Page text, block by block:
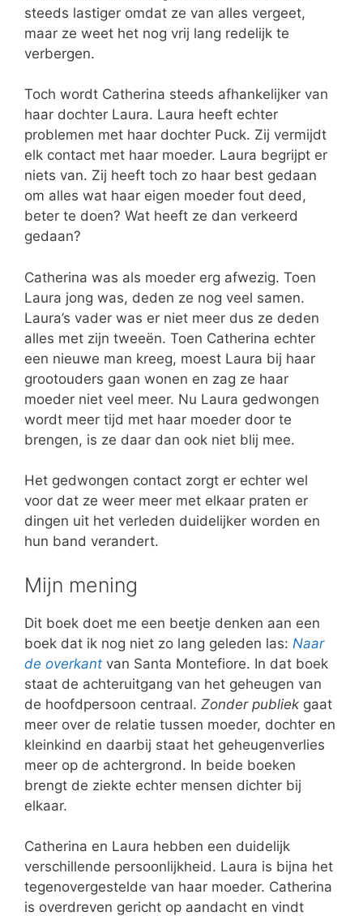
steeds lastiger omdat ze van alles vergeet,
maar ze weet het nog vrij lang redelijk te
verbergen.
Toch wordt Catherina steeds afhankelijker van
haar dochter Laura. Laura heeft echter
problemen met haar dochter Puck. Zij vermijdt
elk contact met haar moeder. Laura begrijpt er
niets van. Zij heeft toch zo haar best gedaan
om alles wat haar eigen moeder fout deed,
beter te doen? Wat heeft ze dan verkeerd
gedaan?
Catherina was als moeder erg afwezig. Toen
Laura jong was, deden ze nog veel samen.
Laura’s vader was er niet meer dus ze deden
alles met zijn tweeën. Toen Catherina echter
een nieuwe man kreeg, moest Laura bij haar
grootouders gaan wonen en zag ze haar
moeder niet veel meer. Nu Laura gedwongen
wordt meer tijd met haar moeder door te
brengen, is ze daar dan ook niet blij mee.
Het gedwongen contact zorgt er echter wel
voor dat ze weer meer met elkaar praten er
dingen uit het verleden duidelijker worden en
hun band verandert.
Mijn mening
Dit boek doet me een beetje denken aan een
boek dat ik nog niet zo lang geleden las: Naar
de overkant van Santa Montefiore. In dat boek
staat de achteruitgang van het geheugen van
de hoofdpersoon centraal. Zonder publiek gaat
meer over de relatie tussen moeder, dochter en
kleinkind en daarbij staat het geheugenverlies
meer op de achtergrond. In beide boeken
brengt de ziekte echter mensen dichter bij
elkaar.
Catherina en Laura hebben een duidelijk
verschillende persoonlijkheid. Laura is bijna het
tegenovergestelde van haar moeder. Catherina
is overdreven gericht op aandacht en vindt